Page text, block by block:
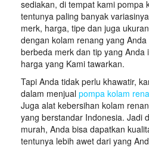
sediakan, di tempat kami pompa
tentunya paling banyak
merk, harga, tipe dan juga
dengan kolam renang yang
berbeda merk dan tip yang Anda
harga yang Kami tawarkan.
Tapi Anda tidak perlu khawatir,
dalam menjual pompa kolam
Juga alat kebersihan kolam
yang berstandar Indonesia. Jadi
murah, Anda bisa dapatkan
tentunya lebih awet dari yang